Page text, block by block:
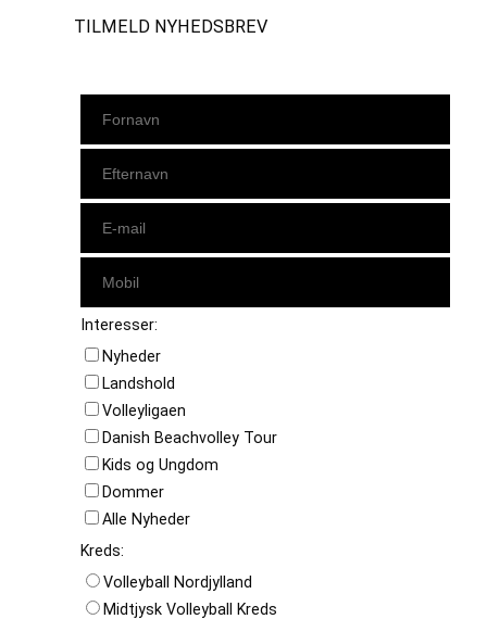
TILMELD NYHEDSBREV
Interesser:
Nyheder
Landshold
Volleyligaen
Danish Beachvolley Tour
Kids og Ungdom
Dommer
Alle Nyheder
Kreds:
Volleyball Nordjylland
Midtjysk Volleyball Kreds